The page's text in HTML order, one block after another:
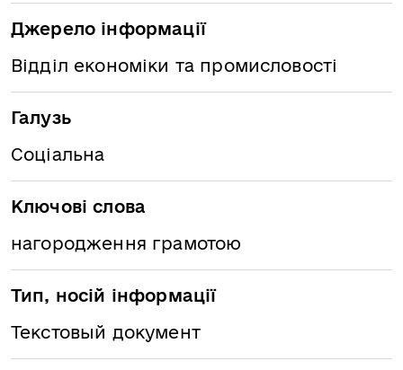
Джерело інформації
Відділ економіки та промисловості
Галузь
Соціальна
Ключові слова
нагородження грамотою
Тип, носій інформації
Текстовый документ